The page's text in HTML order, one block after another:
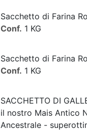
Sacchetto di Farina
Conf. 1 KG
Sacchetto di Farina
Conf. 1 KG
SACCHETTO DI
il nostro Mais Antico
Ancestrale -